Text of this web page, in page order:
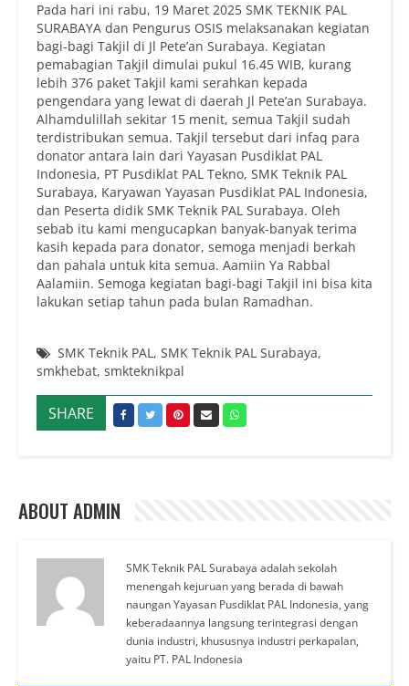
Pada hari ini rabu, 19 Maret 2025 SMK TEKNIK PAL
SURABAYA dan Pengurus OSIS melaksanakan kegiatan
bagi-bagi Takjil di Jl Pete’an Surabaya. Kegiatan
pemabagian Takjil dimulai pukul 16.45 WIB, kurang
lebih 376 paket Takjil kami serahkan kepada
pengendara yang lewat di daerah Jl Pete’an Surabaya.
Alhamdulillah sekitar 15 menit, semua Takjil sudah
terdistribukan semua. Takjil tersebut dari infaq para
donator antara lain dari Yayasan Pusdiklat PAL
Indonesia, PT Pusdiklat PAL Tekno, SMK Teknik PAL
Surabaya, Karyawan Yayasan Pusdiklat PAL Indonesia,
dan Peserta didik SMK Teknik PAL Surabaya. Oleh
sebab itu kami mengucapkan banyak-banyak terima
kasih kepada para donator, semoga menjadi berkah
dan pahala untuk kita semua. Aamiin Ya Rabbal
Aalamiin. Semoga kegiatan bagi-bagi Takjil ini bisa kita
lakukan setiap tahun pada bulan Ramadhan.
SMK Teknik PAL, SMK Teknik PAL Surabaya,
smkhebat, smkteknikpal
SHARE
ABOUT ADMIN
SMK Teknik PAL Surabaya adalah sekolah
menengah kejuruan yang berada di bawah
naungan Yayasan Pusdiklat PAL Indonesia, yang
keberadaannya langsung terintegrasi dengan
dunia industri, khususnya industri perkapalan,
yaitu PT. PAL Indonesia